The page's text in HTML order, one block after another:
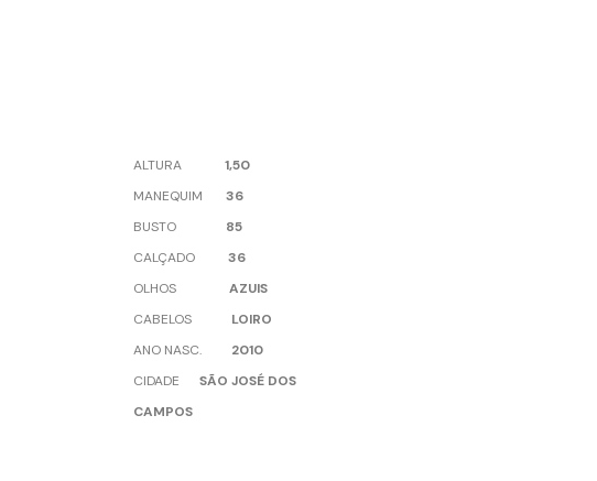
ALTURA 1,50
MANEQUIM
36
BUSTO 85
CALÇADO 36
OLHOS
AZUIS
CABELOS
LOIRO
ANO NASC. 2010
CIDADE SÃO JOSÉ DOS
CAMPOS